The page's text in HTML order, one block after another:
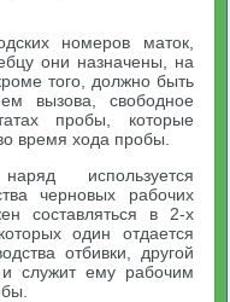
номеров маток,
они назначены, на
того, должно быть
вызова, свободное
пробы, которые
время хода пробы.
используется
черновых рабочих
составляться в 2-х
один отдается
отбивки, другой
и служит ему рабочим